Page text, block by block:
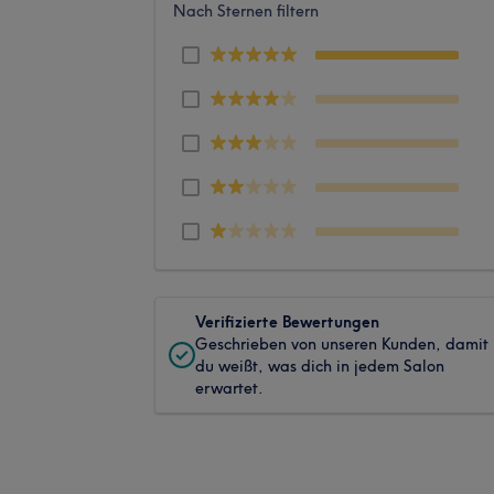
Nach Sternen filtern
Verifizierte Bewertungen
Geschrieben von unseren Kunden, damit
du weißt, was dich in jedem Salon
erwartet.